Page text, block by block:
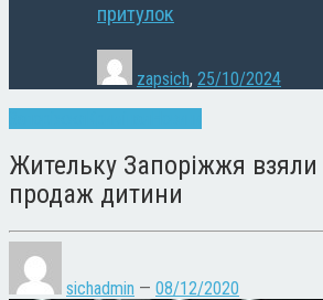
притулок
zapsich, 25/10/2024
Жительку Запоріжжя взяли
продаж дитини
sichadmin — 08/12/2020